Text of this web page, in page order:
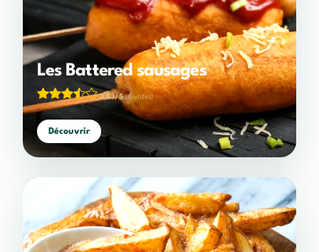
Les Battered sausages
3,83/5(6 votes)
Découvrir